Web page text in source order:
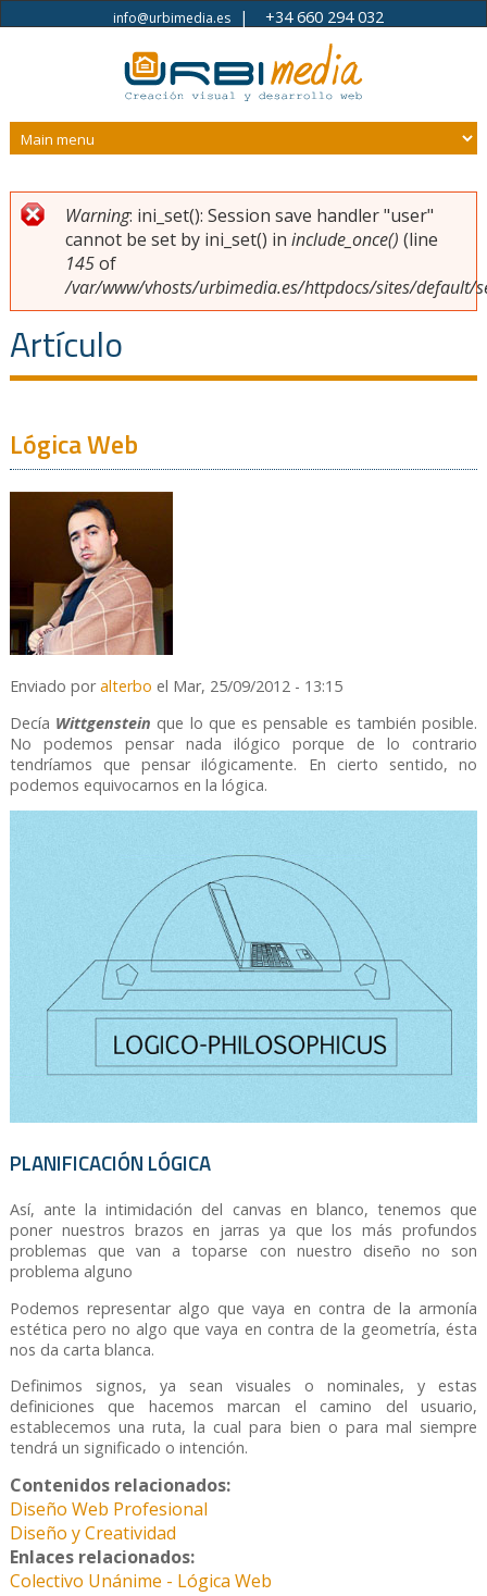
Pasar al contenido principal
info@urbimedia.es| +34 660 294 032
Usted está aquí
Mensaje de error
Warning: ini_set(): Session save handler "user"
cannot be set by ini_set() in include_once() (line
145of
/var/www/vhosts/urbimedia.es/httpdocs/sites/default/
Artículo
Lógica Web
Enviado poralterbo el Mar, 25/09/2012 - 13:15
Decía Wittgenstein que lo que es pensable es también posible.
No podemos pensar nada ilógico porque de lo contrario
tendríamos que pensar ilógicamente. En cierto sentido, no
podemos equivocarnos en la lógica.
PLANIFICACIÓN LÓGICA
Así, ante la intimidación del canvas en blanco, tenemos que
poner nuestros brazos en jarras ya que los más profundos
problemas que van a toparse con nuestro diseño no son
problema alguno
Podemos representar algo que vaya en contra de la armonía
estética pero no algo que vaya en contra de la geometría, ésta
nos da carta blanca.
Definimos signos, ya sean visuales o nominales, y estas
definiciones que hacemos marcan el camino del usuario,
establecemos una ruta, la cual para bien o para mal siempre
tendrá un significado o intención.
Contenidos relacionados:
Diseño Web Profesional
Diseño y Creatividad
Enlaces relacionados:
Colectivo Unánime - Lógica Web
Páginas